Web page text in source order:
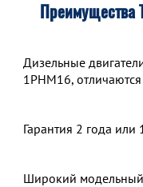
Дизельные
1РНМ16, отличаются
Гарантия 2 года
Широкий